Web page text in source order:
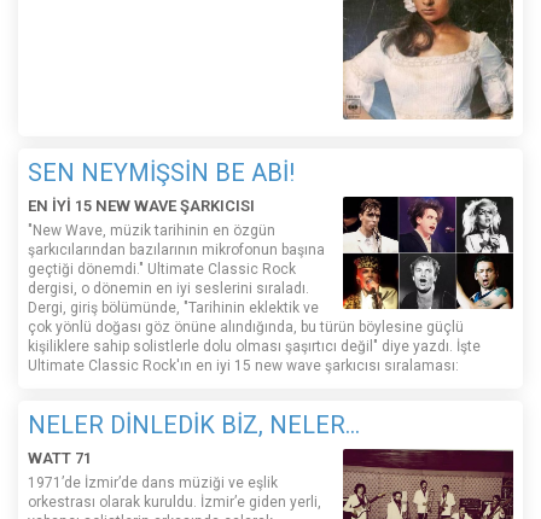
SEN NEYMİŞSİN BE ABİ!
EN İYİ 15 NEW WAVE ŞARKICISI
"New Wave, müzik tarihinin en özgün
şarkıcılarından bazılarının mikrofonun başına
geçtiği dönemdi." Ultimate Classic Rock
dergisi, o dönemin en iyi seslerini sıraladı.
Dergi, giriş bölümünde, "Tarihinin eklektik ve
çok yönlü doğası göz önüne alındığında, bu türün böylesine güçlü
kişiliklere sahip solistlerle dolu olması şaşırtıcı değil" diye yazdı. İşte
Ultimate Classic Rock'ın en iyi 15 new wave şarkıcısı sıralaması:
NELER DİNLEDİK BİZ, NELER...
WATT 71
1971’de İzmir’de dans müziği ve eşlik
orkestrası olarak kuruldu. İzmir’e giden yerli,